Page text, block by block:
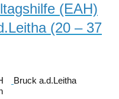
(EAH)
(20 – 37
Bruck a.d.Leitha